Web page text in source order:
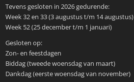
Tevens gesloten in 2026 gedurende:
Week 32 en 33 (3 augustus t/m 14 augustus)
Week 52 (25 december t/m 1 januari)
Gesloten op:
Zon- en feestdagen
Biddag (tweede woensdag van maart)
Dankdag (eerste woensdag van november)